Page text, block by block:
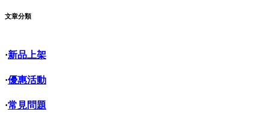
文章分類
·新品上架
·優惠活動
·常見問題